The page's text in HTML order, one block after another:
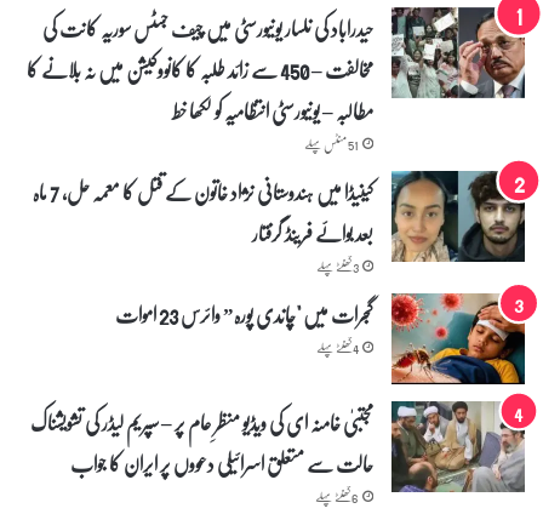
حیدراباد کی نلسار یونیورسٹی میں چیف جسٹس سوریہ کانت کی
مخالفت – 450 سے زائد طلبہ کا کانووکیشن میں نہ بلانے کا
مطالبہ – یونیورسٹی انتظامیہ کو لکھا خط
51 منٹس پہلے
کینیڈا میں ہندوستانی نژاد خاتون کے قتل کا معمہ حل، 7 ماہ
بعد بوائے فرینڈ گرفتار
3 گھنٹے پہلے
گجرات میں "چاندی پورہ” وائرس 23 اموات
4 گھنٹے پہلے
مجتبیٰ خامنہ ای کی ویڈیو منظرِ عام پر – سپریم لیڈر کی تشویشناک
حالت سے متعلق اسرائیلی دعووں پر ایران کا جواب
6 گھنٹے پہلے